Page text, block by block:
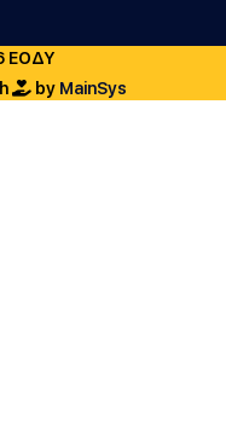
ΕΟΔΥ
by MainSys